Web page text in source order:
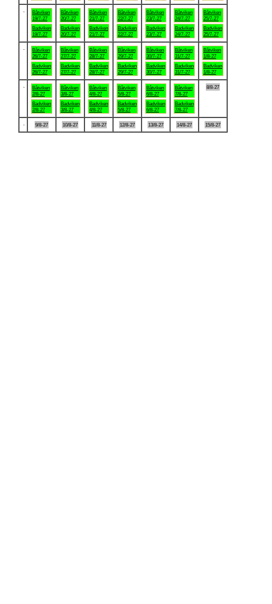
Båtviken
19/7-27
Badviken
19/7-27
Båtviken
20/7-27
Badviken
20/7-27
Båtviken
21/7-27
Badviken
21/7-27
Båtviken
22/7-27
Badviken
22/7-27
Båtviken
23/7-27
Badviken
23/7-27
Båtviken
24/7-27
Badviken
24/7-27
Båtviken
25/7-27
Badviken
25/7-27
Båtviken
26/7-27
Badviken
26/7-27
Båtviken
27/7-27
Badviken
27/7-27
Båtviken
28/7-27
Badviken
28/7-27
Båtviken
29/7-27
Badviken
29/7-27
Båtviken
30/7-27
Badviken
30/7-27
Båtviken
31/7-27
Badviken
31/7-27
Båtviken
1/8-27
Badviken
1/8-27
Båtviken
2/8-27
Badviken
2/8-27
Båtviken
3/8-27
Badviken
3/8-27
Båtviken
4/8-27
Badviken
4/8-27
Båtviken
5/8-27
Badviken
5/8-27
Båtviken
6/8-27
Badviken
6/8-27
Båtviken
7/8-27
Badviken
7/8-27
8/8-27
9/8-27 10/8-27 11/8-27 12/8-27 13/8-27 14/8-27 15/8-27